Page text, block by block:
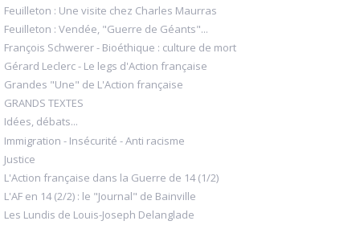
Feuilleton : Une visite chez Charles Maurras
Feuilleton : Vendée, "Guerre de Géants"...
François Schwerer - Bioéthique : culture de mort
Gérard Leclerc - Le legs d'Action française
Grandes "Une" de L'Action française
GRANDS TEXTES
Idées, débats...
Immigration - Insécurité - Anti racisme
Justice
L'Action française dans la Guerre de 14 (1/2)
L'AF en 14 (2/2) : le "Journal" de Bainville
Les Lundis de Louis-Joseph Delanglade